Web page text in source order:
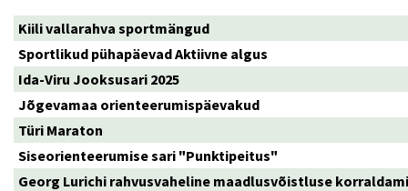
Kiili vallarahva sportmängud
Sportlikud pühapäevad Aktiivne algus
Ida-Viru Jooksusari 2025
Jõgevamaa orienteerumispäevakud
Türi Maraton
Siseorienteerumise sari "Punktipeitus"
Georg Lurichi rahvusvaheline maadlusvõistluse